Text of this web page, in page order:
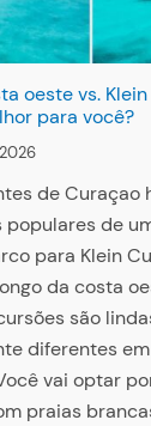
oeste vs.
para você?
de Curaçao
de
para Klein
da costa
são
diferentes
vai optar
praias